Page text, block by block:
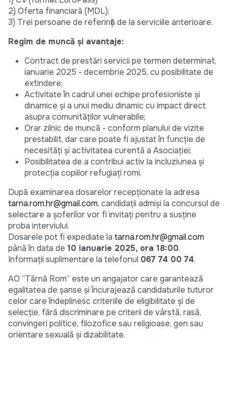
2) Oferta financiară (MDL);
3) Trei persoane de referință de la serviciile anterioare.
Regim de muncă și avantaje:
Contract de prestări servicii pe termen determinat,
ianuarie 2025 - decembrie 2025, cu posibilitate de
extindere;
Activitate în cadrul unei echipe profesioniste și
dinamice și a unui mediu dinamic cu impact direct
asupra comunităților vulnerabile;
Orar zilnic de muncă - conform planului de vizite
prestabilit, dar care poate fi ajustat în funcție de
necesități și activitatea curentă a Asociației;
Posibilitatea de a contribui activ la incluziunea și
protecția copiilor refugiați romi.
După examinarea dosarelor recepționate la adresa
tarna.rom.hr@gmail.com, candidații admiși la concursul de
selectare a șoferilor vor fi invitați pentru a susține
proba interviului.
Dosarele pot fi expediate la tarna.rom.hr@gmail.com
până în data de 10 ianuarie 2025, ora 18:00.
Informații suplimentare la telefonul 067 74 00 74.
AO ”Tărnă Rom” este un angajator care garantează
egalitatea de șanse și încurajează candidaturile tuturor
celor care îndeplinesc criteriile de eligibilitate și de
selecție, fără discriminare pe criterii de vârstă, rasă,
convingeri politice, filozofice sau religioase, gen sau
orientare sexuală și dizabilitate.